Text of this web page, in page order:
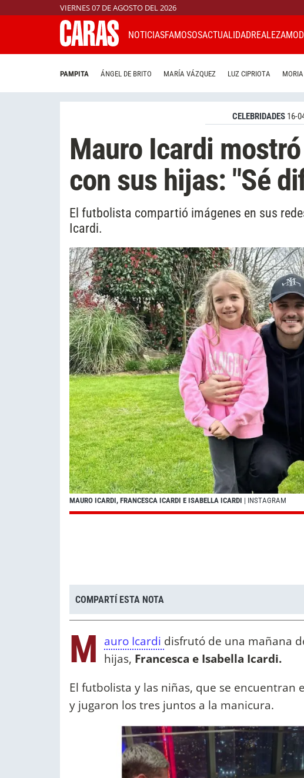
VIERNES 07 DE AGOSTO DEL 2026
NOTICIASFAMOSOSACTUALIDADREALEZA
PAMPITA ÁNGEL DE BRITO MARÍA VÁZQUEZ LUZ CIPRIOTA
CELEBRIDADES 16-
Mauro Icardi
con sus hijas: "Sé
El futbolista compartió imágenes en sus
Icardi.
MAURO ICARDI, FRANCESCA ICARDI E ISABELLA ICARDI | INSTAGRAM
COMPARTÍ ESTA NOTA
M auro Icardi disfrutó de una mañana
hijas, Francesca e Isabella Icardi.
El futbolista y las niñas, que se
y jugaron los tres juntos a la manicura.